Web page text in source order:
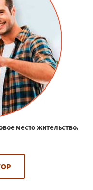
место жительство.